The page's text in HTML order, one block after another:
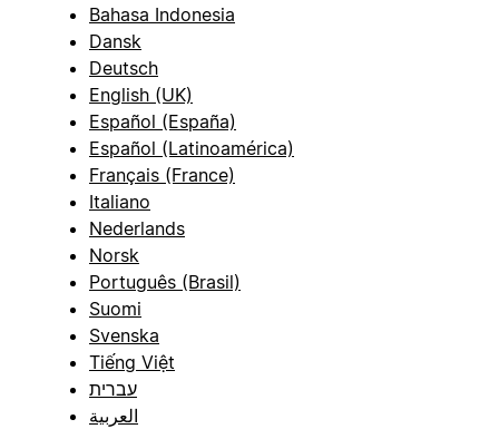
Bahasa Indonesia
Dansk
Deutsch
English (UK)
Español (España)
Español (Latinoamérica)
Français (France)
Italiano
Nederlands
Norsk
Português (Brasil)
Suomi
Svenska
Tiếng Việt
עברית
العربية